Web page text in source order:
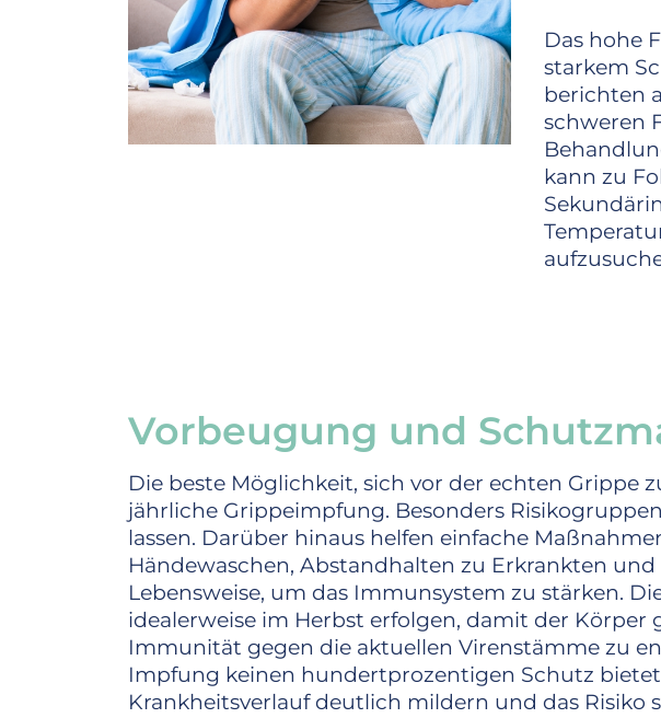
Das hohe
starkem
berichten
schweren
kann zu
Vorbeugung und
Die beste Möglichkeit, sich vor der echten Grippe
jährliche Grippeimpfung. Besonders
lassen. Darüber hinaus helfen einfache
Händewaschen, Abstandhalten zu Erkrankten und
Lebensweise, um das Immunsystem zu stärken.
idealerweise im Herbst erfolgen, damit der Körper
Immunität gegen die aktuellen Virenstämme zu
Impfung keinen hundertprozentigen Schutz
Krankheitsverlauf deutlich mildern und das Risiko